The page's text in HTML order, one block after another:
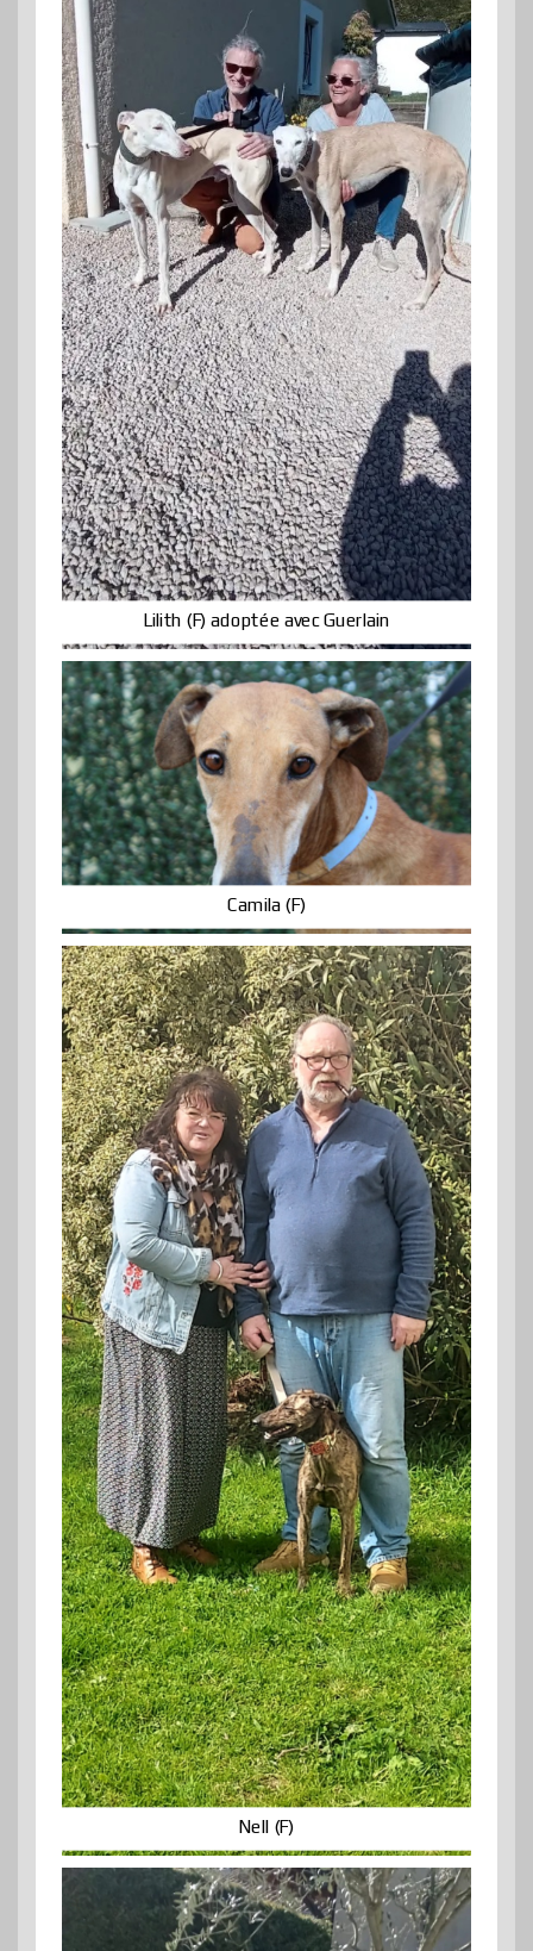
Lilith (F) adoptée avec Guerlain
Camila (F)
Nell (F)